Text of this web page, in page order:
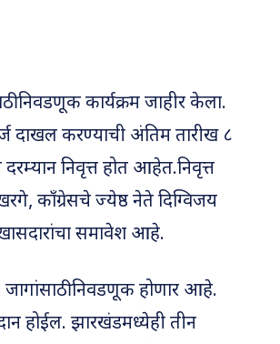
निवडणूक कार्यक्रम जाहीर केला.
दाखल करण्याची अंतिम तारीख ८
निवृत्त होत आहेत.निवृत्त
काँग्रेसचे ज्येष्ठ नेते दिग्विजय
समावेश आहे.
जागांसाठी निवडणूक होणार आहे.
होईल. झारखंडमध्येही तीन